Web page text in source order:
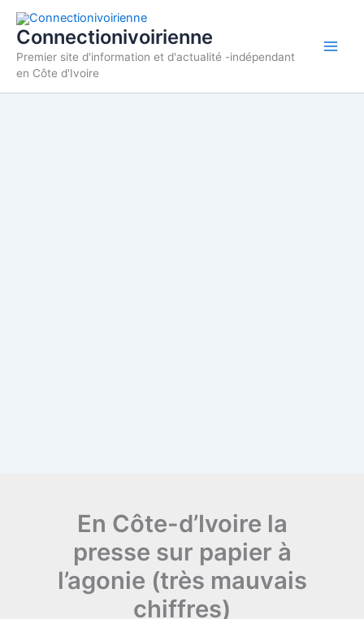
Aller
contenu
Connectionivoirienne
Premier site d'information et d'actualité -indépendant
en Côte d'Ivoire
En Côte-d’Ivoire la
presse sur papier à
l’agonie (très mauvais
chiffres)